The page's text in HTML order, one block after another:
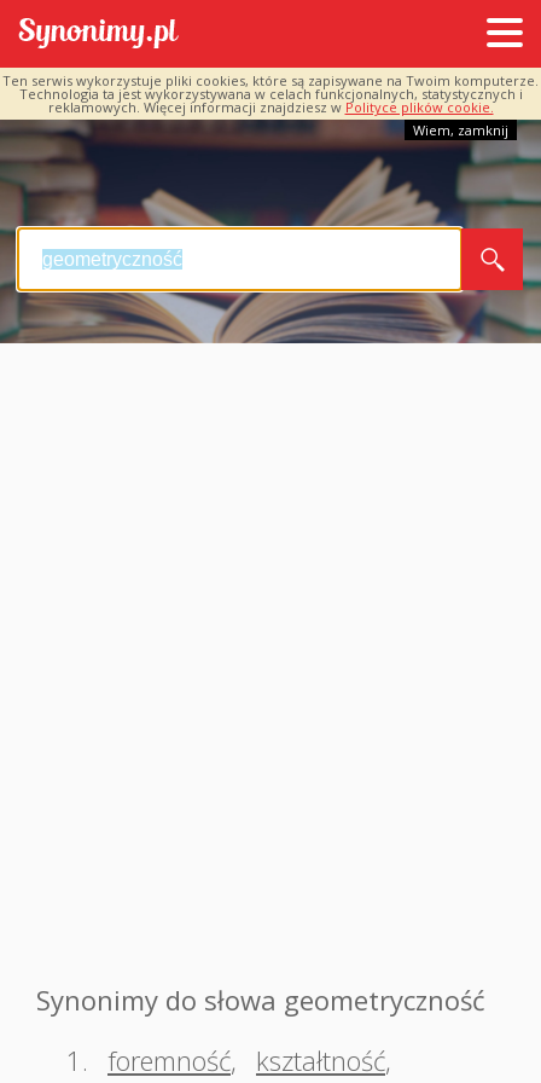
Ten serwis wykorzystuje pliki cookies, które są zapisywane na Twoim komputerze.
Technologia ta jest wykorzystywana w celach funkcjonalnych, statystycznych i
reklamowych. Więcej informacji znajdziesz w Polityce plików cookie.
Wiem, zamknij
Synonimy do słowa geometryczność
1. foremność, kształtność,